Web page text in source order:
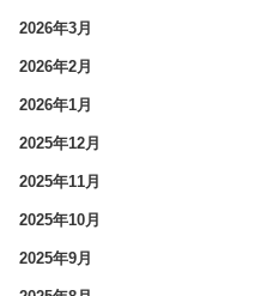
2026年3月
2026年2月
2026年1月
2025年12月
2025年11月
2025年10月
2025年9月